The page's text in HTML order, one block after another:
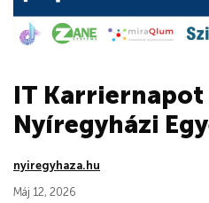
IT Karriernapot
Nyíregyházi
nyiregyhaza.hu
Máj 12, 2026